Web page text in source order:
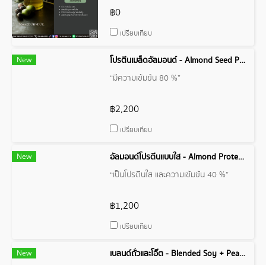
กว่าน้ำมันมะกอก Extra Virgin
฿0
เปรียบเทียบ
New
โปรตีนเมล็ดอัลมอนด์ - Almond Seed Protein 80%
“มีความเข้มข้น 80 %”
฿2,200
เปรียบเทียบ
New
อัลมอนด์โปรตีนแบบใส - Almond Protein 40% Clear
“เป็นโปรตีนใส และความเข้มข้น 40 %”
฿1,200
เปรียบเทียบ
New
เบลนด์ถั่วและโอ๊ต - Blended Soy + Pea + Oat Protein